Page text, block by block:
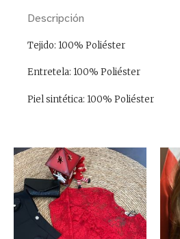
Descripción
Tejido: 100% Poliéster
Entretela: 100% Poliéster
Piel sintética: 100% Poliéster